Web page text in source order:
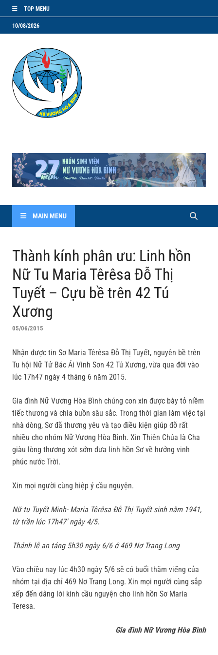
TOP MENU
10/08/2026
MAIN MENU
Thành kính phân ưu: Linh hồn
Nữ Tu Maria Têrêsa Đỗ Thị
Tuyết – Cựu bề trên 42 Tú
Xương
05/06/2015
Nhận được tin Sơ Maria Têrêsa Đỗ Thị Tuyết, nguyên bề trên
Tu hội Nữ Tử Bác Ái Vinh Sơn 42 Tú Xương, vừa qua đời vào
lúc 17h47 ngày 4 tháng 6 năm 2015.
Gia đình Nữ Vương Hòa Bình chúng con xin được bày tỏ niềm
tiếc thương và chia buồn sâu sắc. Trong thời gian làm việc tại
nhà dòng, Sơ đã thương yêu và tạo điều kiện giúp đỡ rất
nhiều cho nhóm Nữ Vương Hòa Bình. Xin Thiên Chúa là Cha
giàu lòng thương xót sớm đưa linh hồn Sơ về hưởng vinh
phúc nước Trời.
Xin mọi người cùng hiệp ý cầu nguyện.
Nữ tu Tuyết Minh- Maria Têrêsa Đỗ Thị Tuyết sinh năm 1941,
từ trần lúc 17h47′ ngày 4/5.
Thánh lễ an táng 5h30 ngày 6/6 ở 469 Nơ Trang Long
Vào chiều nay lúc 4h30 ngày 5/6 sẽ có buổi thăm viếng của
nhóm tại địa chỉ 469 Nơ Trang Long. Xin mọi người cùng sắp
xếp đến dâng lời kinh cầu nguyện cho linh hồn Sơ Maria
Teresa.
Gia đình Nữ Vương Hòa Bình